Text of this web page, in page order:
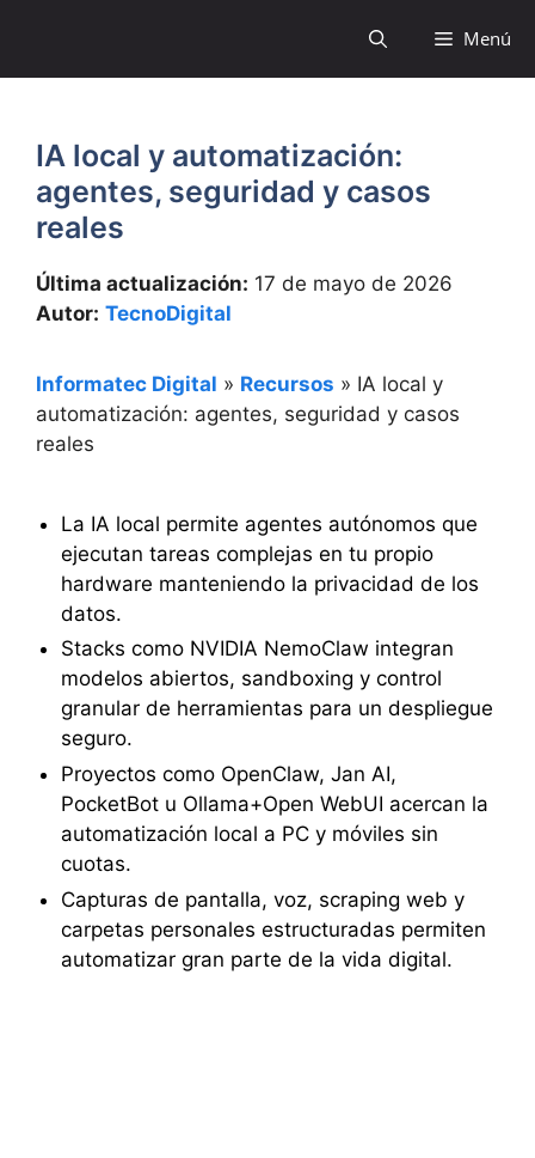
contenido
Menú
IA local y automatización:
agentes, seguridad y casos
reales
Última actualización: 17 de mayo de 2026
Autor: TecnoDigital
Informatec Digital » Recursos » IA local y
automatización: agentes, seguridad y casos
reales
La IA local permite agentes autónomos que
ejecutan tareas complejas en tu propio
hardware manteniendo la privacidad de los
datos.
Stacks como NVIDIA NemoClaw integran
modelos abiertos, sandboxing y control
granular de herramientas para un despliegue
seguro.
Proyectos como OpenClaw, Jan AI,
PocketBot u Ollama+Open WebUI acercan la
automatización local a PC y móviles sin
cuotas.
Capturas de pantalla, voz, scraping web y
carpetas personales estructuradas permiten
automatizar gran parte de la vida digital.